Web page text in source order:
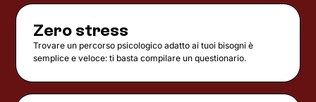
Zero stress
Trovare un percorso psicologico adatto ai tuoi bisogni è
semplice e veloce: ti basta compilare un questionario.